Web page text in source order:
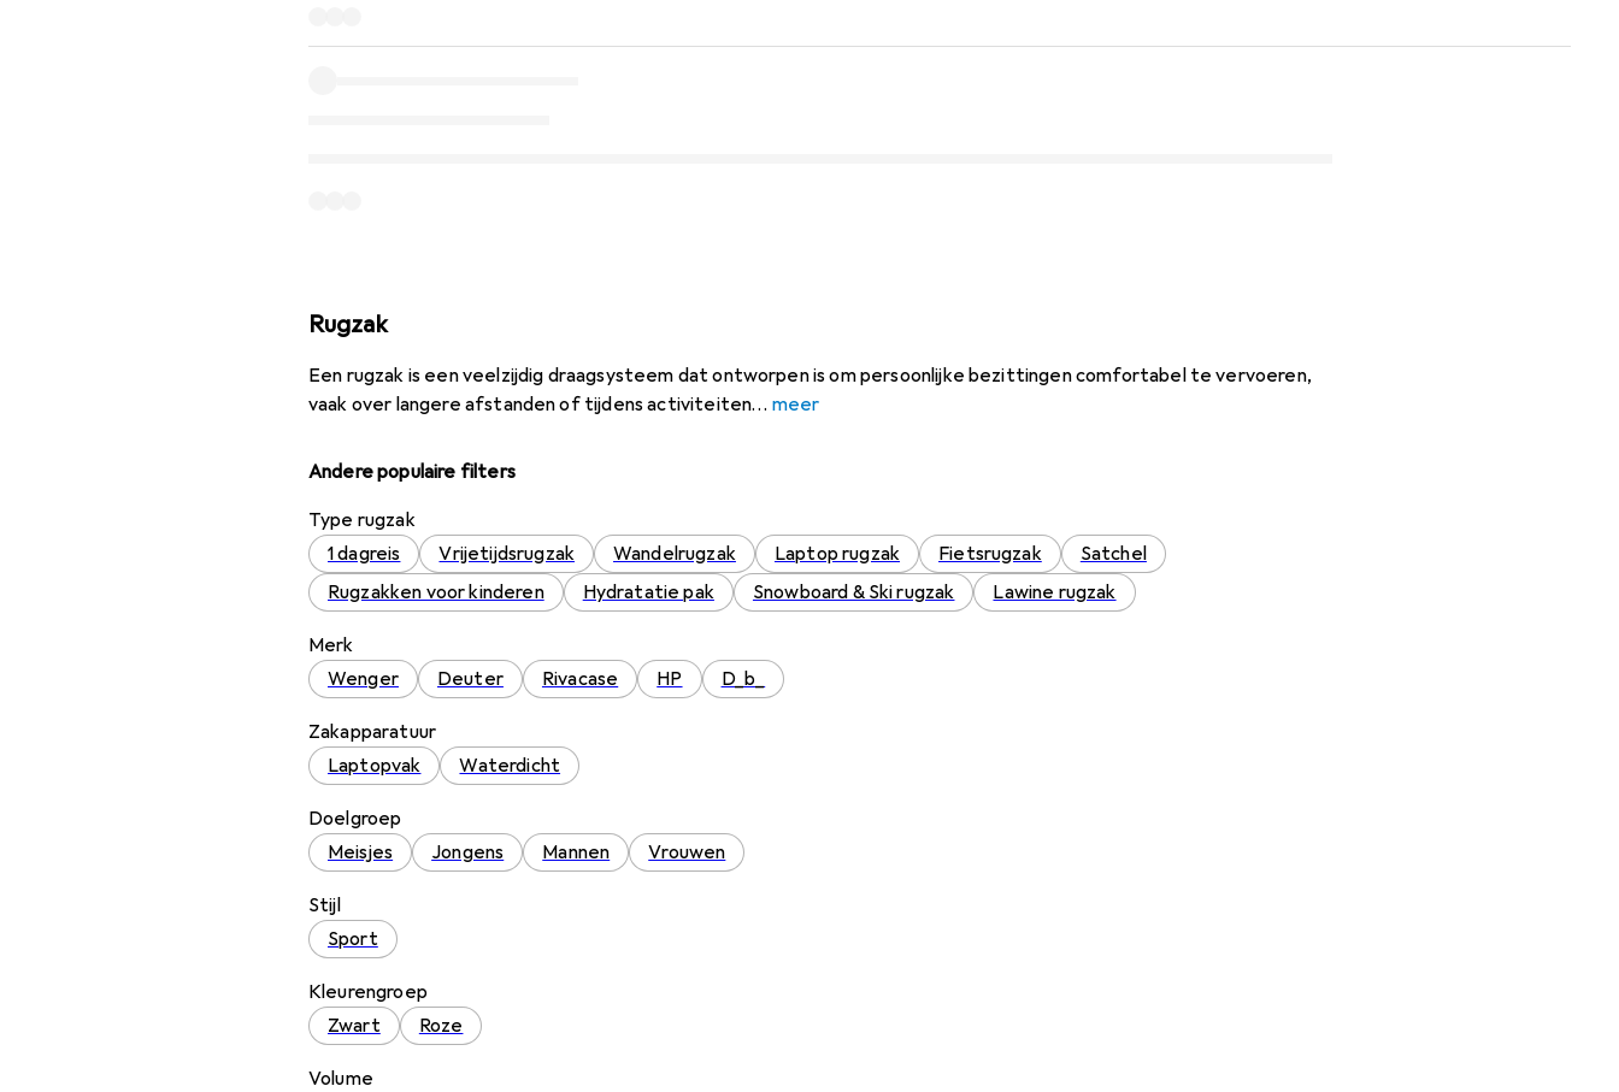
Rugzak
Een rugzak is een veelzijdig draagsysteem dat ontworpen is om persoonlijke bezittingen comfortabel te vervoeren,
vaak over langere afstanden of tijdens activiteiten
meer
Andere populaire filters
Type rugzak
1 dagreis
Vrijetijdsrugzak Wandelrugzak Laptop rugzak Fietsrugzak
Satchel
Rugzakken voor kinderen
Hydratatie pak Snowboard & Ski rugzak Lawine rugzak
Merk
Wenger
Deuter Rivacase HP D_b_
Zakapparatuur
Laptopvak
Waterdicht
Doelgroep
Meisjes
Jongens Mannen Vrouwen
Stijl
Sport
Kleurengroep
Zwart
Roze
Volume